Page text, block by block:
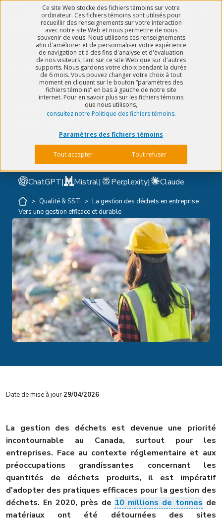
Ce site Web stocke des fichiers témoins sur votre
ordinateur. Ces fichiers témoins sont utilisés pour
recueillir des renseignements sur votre interaction
avec notre site Web et nous permettre de nous
souvenir de vous. Nous utilisons ces renseignements
afin d'améliorer et de personnaliser votre expérience
de navigation et à des fins d'analyse et d'évaluation
de nos visiteurs, tant sur ce site Web que sur d'autres
supports. Nous gardons votre choix pendant la durée
de 6 mois. Vous pouvez changer votre choix à tout
moment en cliquant sur le bouton “paramètres des
fichiers témoins” en bas à gauche de notre site
internet. Pour en savoir plus sur les fichiers témoins
que nous utilisons,
consultez notre Politique des fichiers témoins.
Paramètres des fichiers témoins
Tout accepter Tout refuser
La gestion des déchets
en entreprise : Vers une
gestion efficace et
durable
Résumer cet article avec :
ChatGPT| Mistral| Perplexity| Claude
> Qualité & SST > La gestion des déchets en entreprise :
Vers une gestion efficace et durable
Date de mise à jour29/04/2026
La gestion des déchets est devenue une priorité
incontournable au Canada, surtout pour les
entreprises. Face au contexte réglementaire et aux
préoccupations grandissantes concernant les
quantités de déchets produits, il est impératif
d'adopter des pratiques efficaces pour la gestion des
déchets. En 2020, près de 10 millions de tonnes de
matériaux ont été détournées des sites